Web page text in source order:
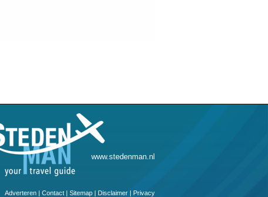
Adverteren | Contact | Sitemap | Disclaimer | Privacy
www.stedenman.nl